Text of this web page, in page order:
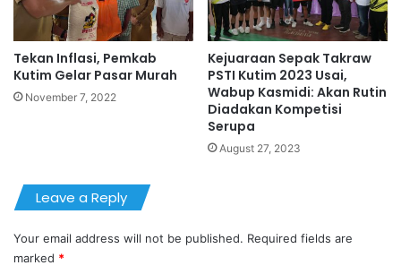
Tekan Inflasi, Pemkab
Kutim Gelar Pasar Murah
November 7, 2022
Kejuaraan Sepak Takraw
PSTI Kutim 2023 Usai,
Wabup Kasmidi: Akan Rutin
Diadakan Kompetisi
Serupa
August 27, 2023
Leave a Reply
Your email address will not be published. Required fields are
marked *